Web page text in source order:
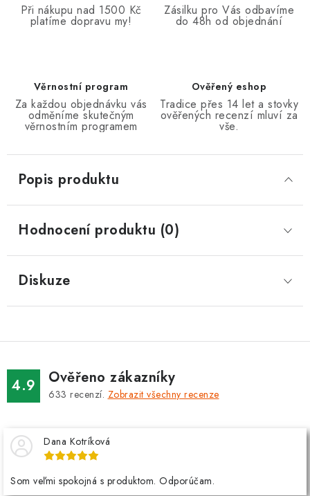
Při nákupu nad 1500 Kč
platíme dopravu my!
Zásilku pro Vás odbavíme
do 48h od objednání
Věrnostní program
Za každou objednávku vás
odměníme skutečným
věrnostním programem
Ověřený eshop
Tradice přes 14 let a stovky
ověřených recenzí mluví za
vše.
Popis produktu
Hodnocení produktu (0)
Diskuze
4.9 Ověřeno zákazníky
633 recenzí. Zobrazit všechny recenze
Dana Kotríková
Som veľmi spokojná s produktom. Odporúčam.